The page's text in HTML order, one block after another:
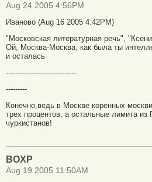
Aug 24 2005 4:56PM
Иваново (Aug 16 2005 4:42PM)
"Московская литературная речь",
Ой, Москва-Москва, как была ты
и осталась
------------------------------
---------
Конечно,ведь в Москве коренных
трех процентов, а остальные лимита из
чуркистанов!
BOXP
Aug 19 2005 11:50AM